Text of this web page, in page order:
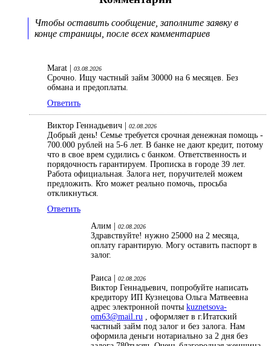
Чтобы оставить сообщение, заполните заявку в
конце страницы, после всех комментариев
Marat | 03.08.2026
Срочно. Ищу частный займ 30000 на 6 месяцев. Без
обмана и предоплаты.
Ответить
Виктор Геннадьевич | 02.08.2026
Добрый день! Семье требуется срочная денежная помощь -
700.000 рублей на 5-6 лет. В банке не дают кредит, потому
что в свое врем судились с банком. Ответственность и
порядочность гарантируем. Прописка в городе 39 лет.
Работа официальная. Залога нет, поручителей можем
предложить. Кто может реально помочь, просьба
откликнуться.
Ответить
Алим |
02.08.2026
Здравствуйте! нужно 25000 на 2 месяца,
оплату гарантирую. Могу оставить паспорт в
залог.
Раиса | 02.08.2026
Виктор Геннадьевич, попробуйте написать
кредитору ИП Кузнецова Ольга Матвеевна
адрес электронной почты kuznetsova-
om63@mail.ru , оформляет в г.Итатский
частный займ под залог и без залога. Нам
оформила деньги нотариально за 2 дня без